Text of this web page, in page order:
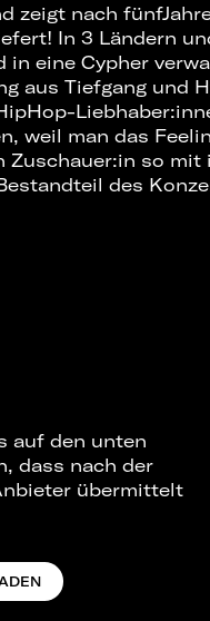
zeigt nach
In 3 Ländern
eine Cypher
aus Tiefgang und
weil man das
Zuschauer:in so mit
des
auf den unten
dass nach der
übermittelt